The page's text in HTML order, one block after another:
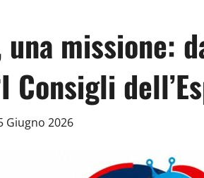
missione:
Consigli
Giugno 2026